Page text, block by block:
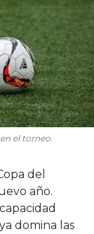
el torneo.
del
año.
domina las